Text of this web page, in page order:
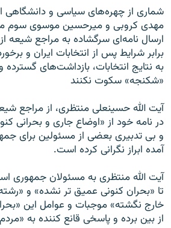
شماری از چهره‌های سياسی و دانشگاهی
مهدی کروبی و ميرحسين موسوی سوم
ارسال نامه‌ای سرگشاده به مراجع شيعه
برابر شرايط پس از انتخابات ايران و
به نتایج انتخابات، بازداشت‌های
«شکنجه» سکوت نکنند
آيت الله حسينعلی منتظری، از مراجع
در نامه خود از «اوضاع جاری و بحرانی
و بی تدبيری بعضی از مسئولين برای‏
آمده ابراز نگرانی کرده است.
آيت الله منتظری به مسئولان جمهوری
تا «بحران کنونی عميق تر نشده» و
‏خارج نگشته» موجبات و عوامل اين
از بين برده و پاسخی قانع کننده به